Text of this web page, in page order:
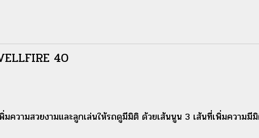
40
ามสวยงามและลูกเล่นให้รถดูมีมิติ ด้วยเส้นนูน 3 เส้นที่เพิ่มความมีมิ